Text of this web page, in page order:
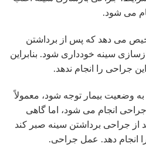
می شود.
می دهد که پس از برداشتن
سینه خودداری شود. بنابراین
جراحی را انجام ندهد.
وضعیت بیمار توجه شود، معمولاً
جراحی انجام می شود، اما گاهی
باید 6 تا 12 ماه بعد از جراحی برداشتن سینه صبر کند
انجام دهد. عمل جراحی.